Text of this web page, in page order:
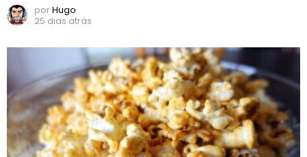
porHugo
25 dias atrás